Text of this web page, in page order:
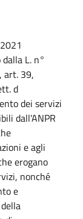
L. n°
art. 39,
d
dei servizi
dall'ANPR
e agli
erogano
nonché
e